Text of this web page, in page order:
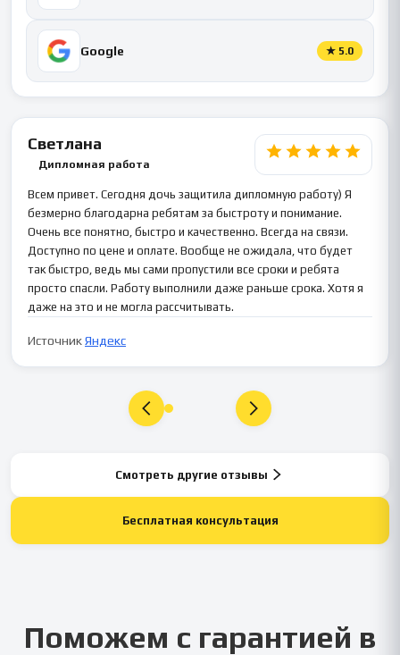
Google ★ 5.0
Светлана
Дипломная работа
Всем привет. Сегодня дочь защитила дипломную работу) Я
безмерно благодарна ребятам за быстроту и понимание.
Очень все понятно, быстро и качественно. Всегда на связи.
Доступно по цене и оплате. Вообще не ожидала, что будет
так быстро, ведь мы сами пропустили все сроки и ребята
просто спасли. Работу выполнили даже раньше срока. Хотя я
даже на это и не могла рассчитывать.
ИсточникЯндекс
Смотреть другие отзывы
Бесплатная консультация
Поможем с гарантией в